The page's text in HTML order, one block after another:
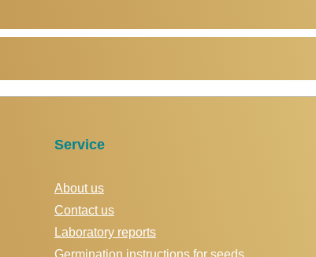
Service
About us
Contact us
Laboratory reports